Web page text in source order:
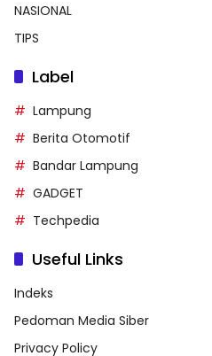
NASIONAL
TIPS
Label
Lampung
Berita Otomotif
Bandar Lampung
GADGET
Techpedia
Useful Links
Indeks
Pedoman Media Siber
Privacy Policy